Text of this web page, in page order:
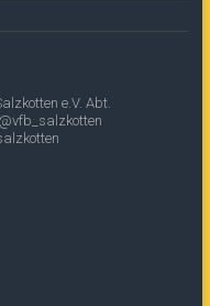
e.V. Abt.
@vfb_salzkotten